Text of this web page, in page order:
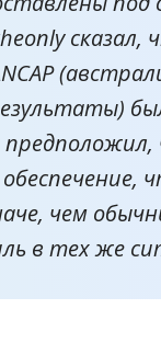
сказал,
чем
в тех же